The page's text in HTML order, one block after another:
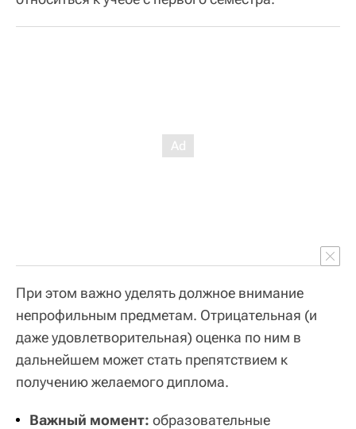
При этом важно уделять должное внимание
непрофильным предметам. Отрицательная (и
даже удовлетворительная) оценка по ним в
дальнейшем может стать препятствием к
получению желаемого диплома.
Важный момент: образовательные